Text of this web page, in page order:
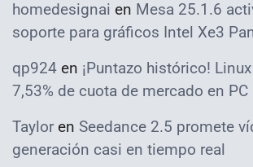
homedesignai en Mesa 25.1.6
soporte para gráficos Intel Xe3
qp924 en ¡Puntazo histórico!
7,53% de cuota de mercado en PC
Taylor en Seedance 2.5 promete
generación casi en tiempo real